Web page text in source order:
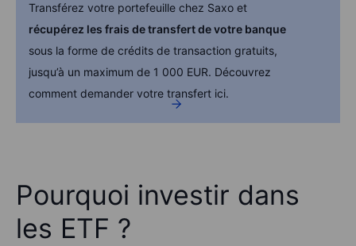
Transférez votre portefeuille chez Saxo et
récupérez les frais de transfert de votre banque
sous la forme de crédits de transaction gratuits,
jusqu’à un maximum de 1 000 EUR. Découvrez
comment demander votre transfert ici.
Pourquoi investir dans
les ETF ?